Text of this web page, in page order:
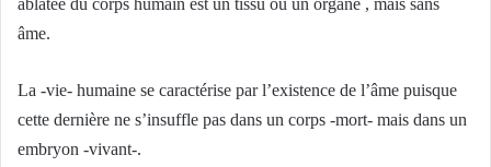
âme.
La -vie- humaine se caractérise par l’existence de l’âme puisque
cette dernière ne s’insuffle pas dans un corps -mort- mais dans un
embryon -vivant-.